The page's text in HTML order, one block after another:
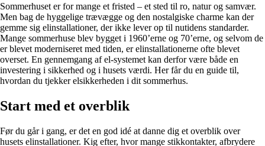
Sommerhuset er for mange et fristed – et sted til ro, natur og samvær.
Men bag de hyggelige trævægge og den nostalgiske charme kan der
gemme sig elinstallationer, der ikke lever op til nutidens standarder.
Mange sommerhuse blev bygget i 1960’erne og 70’erne, og selvom de
er blevet moderniseret med tiden, er elinstallationerne ofte blevet
overset. En gennemgang af el-systemet kan derfor være både en
investering i sikkerhed og i husets værdi. Her får du en guide til,
hvordan du tjekker elsikkerheden i dit sommerhus.
Start med et overblik
Før du går i gang, er det en god idé at danne dig et overblik over
husets elinstallationer. Kig efter, hvor mange stikkontakter, afbrydere